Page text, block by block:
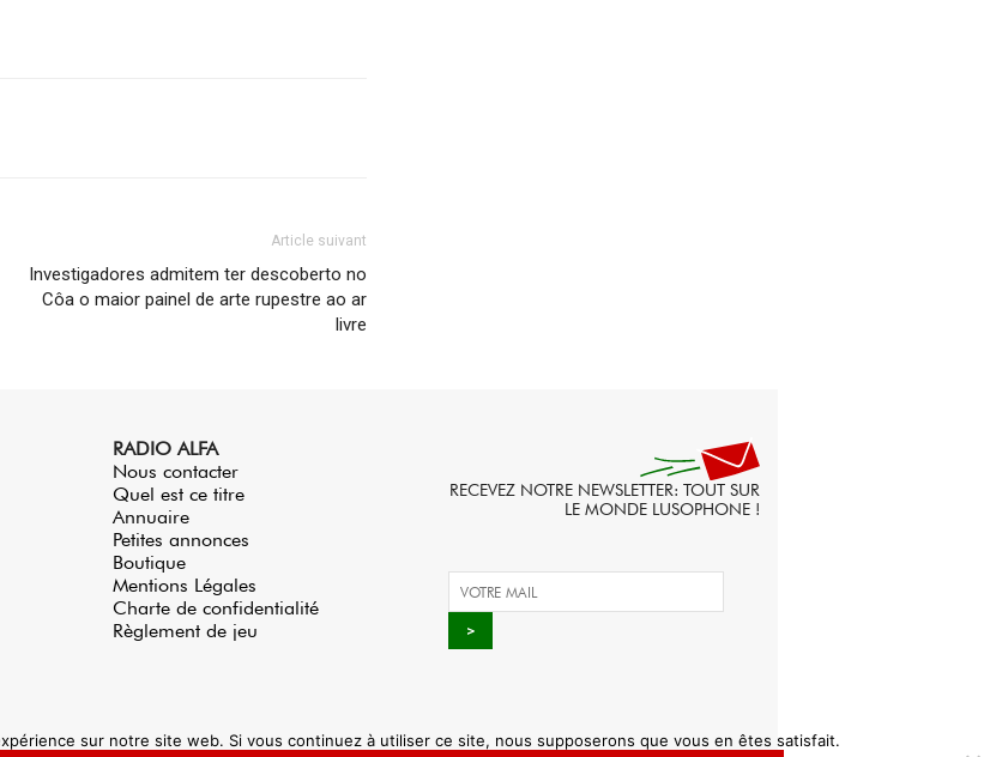
Article suivant
Investigadores admitem ter descoberto no
Côa o maior painel de arte rupestre ao ar
livre
RADIO ALFA
Nous contacter
Quel est ce titre
Annuaire
Petites annonces
Boutique
Mentions Légales
Charte de confidentialité
Règlement de jeu
RECEVEZ NOTRE NEWSLETTER: TOUT SUR
LE MONDE LUSOPHONE !
sur notre site web. Si vous continuez à utiliser ce site, nous supposerons que vous en êtes satisfait.